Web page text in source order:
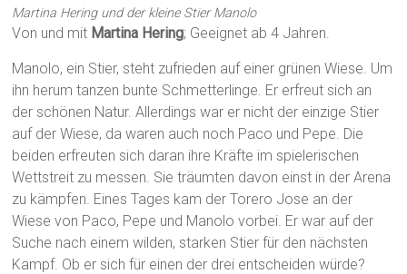
Martina Hering und der kleine Stier Manolo
Von und mit Martina Hering; Geeignet ab 4 Jahren.
Manolo, ein Stier, steht zufrieden auf einer grünen Wiese. Um
ihn herum tanzen bunte Schmetterlinge. Er erfreut sich an
der schönen Natur. Allerdings war er nicht der einzige Stier
auf der Wiese, da waren auch noch Paco und Pepe. Die
beiden erfreuten sich daran ihre Kräfte im spielerischen
Wettstreit zu messen. Sie träumten davon einst in der Arena
zu kämpfen. Eines Tages kam der Torero Jose an der
Wiese von Paco, Pepe und Manolo vorbei. Er war auf der
Suche nach einem wilden, starken Stier für den nächsten
Kampf. Ob er sich für einen der drei entscheiden würde?